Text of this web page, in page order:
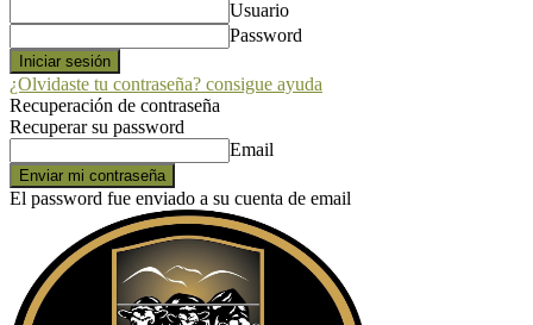
Usuario
Password
¿Olvidaste tu contraseña? consigue ayuda
Recuperación de contraseña
Recuperar su password
Email
El password fue enviado a su cuenta de email